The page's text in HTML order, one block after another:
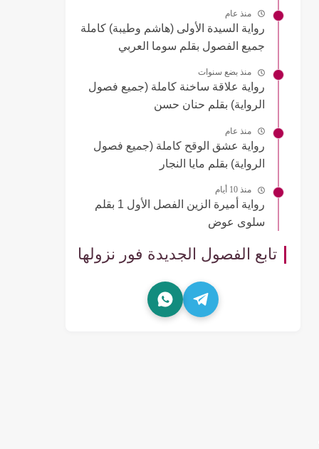
منذ عام
رواية السيدة الأولى (هاشم وطيبة) كاملة
جميع الفصول بقلم سوما العربي
منذ بضع سنوات
رواية علاقة ساخنة كاملة (جميع فصول
الرواية) بقلم حنان حسن
منذ عام
رواية عشق الوقح كاملة (جميع فصول
الرواية) بقلم مايا النجار
منذ 10 أيام
رواية أميرة الزين الفصل الأول 1 بقلم
سلوى عوض
تابع الفصول الجديدة فور نزولها